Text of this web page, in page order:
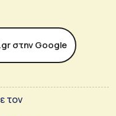
στην Google
τον